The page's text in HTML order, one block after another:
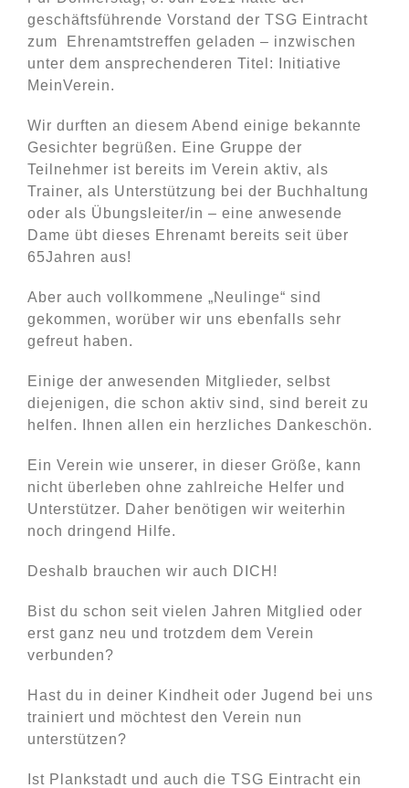
geschäftsführende Vorstand der TSG Eintracht
zum Ehrenamtstreffen geladen – inzwischen
unter dem ansprechenderen Titel: Initiative
MeinVerein.
Wir durften an diesem Abend einige bekannte
Gesichter begrüßen. Eine Gruppe der
Teilnehmer ist bereits im Verein aktiv, als
Trainer, als Unterstützung bei der Buchhaltung
oder als Übungsleiter/in – eine anwesende
Dame übt dieses Ehrenamt bereits seit über
65Jahren aus!
Aber auch vollkommene „Neulinge“ sind
gekommen, worüber wir uns ebenfalls sehr
gefreut haben.
Einige der anwesenden Mitglieder, selbst
diejenigen, die schon aktiv sind, sind bereit zu
helfen. Ihnen allen ein herzliches Dankeschön.
Ein Verein wie unserer, in dieser Größe, kann
nicht überleben ohne zahlreiche Helfer und
Unterstützer. Daher benötigen wir weiterhin
noch dringend Hilfe.
Deshalb brauchen wir auch DICH!
Bist du schon seit vielen Jahren Mitglied oder
erst ganz neu und trotzdem dem Verein
verbunden?
Hast du in deiner Kindheit oder Jugend bei uns
trainiert und möchtest den Verein nun
unterstützen?
Ist Plankstadt und auch die TSG Eintracht ein